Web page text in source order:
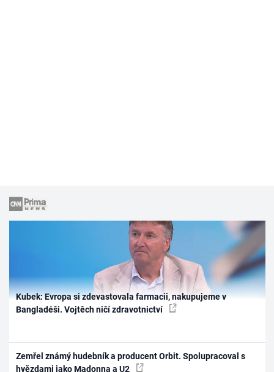
Kubek: Evropa si zdevastovala farmacii, nakupujeme v
Bangladéši. Vojtěch ničí zdravotnictví
Zemřel známý hudebník a producent Orbit. Spolupracoval s
hvězdami jako Madonna a U2